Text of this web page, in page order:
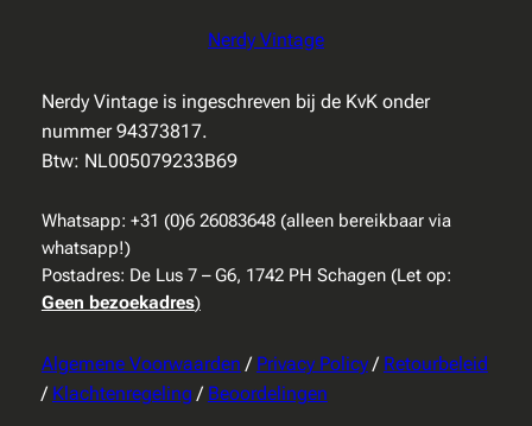
Nerdy Vintage
Nerdy Vintage is ingeschreven bij de KvK onder
nummer 94373817.
Btw: NL005079233B69
Whatsapp: +31 (0)6 26083648 (alleen bereikbaar via
whatsapp!)
Postadres: De Lus 7 – G6, 1742 PH Schagen (Let op:
Geen bezoekadres)
Algemene Voorwaarden / Privacy Policy/ Retourbeleid
/ Klachtenregeling / Beoordelingen